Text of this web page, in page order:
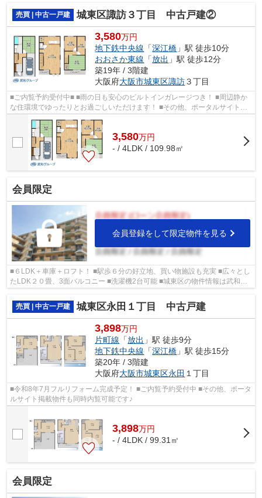
売買 | 中古一戸建 城東区諏訪３丁目 中古戸建②
3,580万円
地下鉄中央線 「深江橋 」駅 徒歩10分
おおさか東線 「放出 」駅 徒歩12分
築19年 / 3階建
大阪府大阪市城東区諏訪３丁目
■ご内覧予約受付中■ ■雨の日も安心のビルトインガレージつき！ ■周辺静か
な住環境でゆったりとお過ごしいただけます！ ■その他、ポータルサイト掲
3,580万円
- / 4LDK / 109.98㎡
会員限定
会員登録をして限定物件を見る
■６LDK＋車庫＋ロフト！ ■駅歩６分の好立地、買い物施設も充実 ■広々とし
たLDK２０畳、3面バルコニー ■洗濯機2台可能 ■城東区の物件情報は武和グ
売買 | 中古一戸建
城東区永田１丁目 中古戸建
3,898万円
片町線 「放出 」駅 徒歩9分
地下鉄中央線 「深江橋 」駅 徒歩15分
築20年 / 3階建
大阪府大阪市城東区永田 １丁目
■令和8年7月フルリフォーム完成予定！ ■ご内覧予約受付中 ■その他、ポータ
ルサイト掲載物件も同時内覧可能です♪
3,898万円
- / 4LDK / 99.31㎡
会員限定